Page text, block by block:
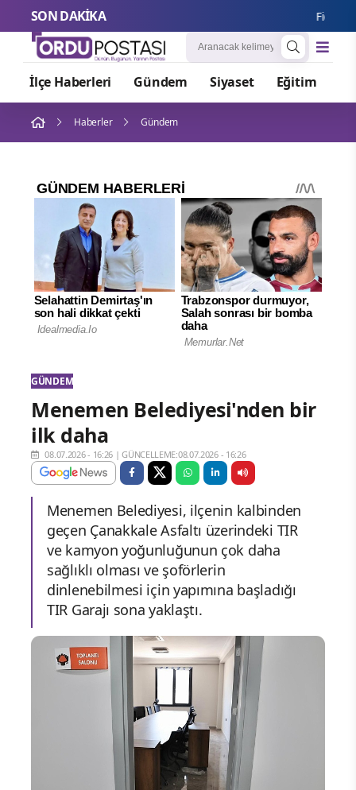
SON DAKİKA Fidan:
İlçe Haberleri Gündem Siyaset Eğitim
Haberler Gündem
GÜNDEM
Menemen Belediyesi'nden bir
ilk daha
08.07.2026 - 16:26 |GÜNCELLEME:08.07.2026 - 16:26
Menemen Belediyesi, ilçenin kalbinden
geçen Çanakkale Asfaltı üzerindeki TIR
ve kamyon yoğunluğunun çok daha
sağlıklı olması ve şoförlerin
dinlenebilmesi için yapımına başladığı
TIR Garajı sona yaklaştı.